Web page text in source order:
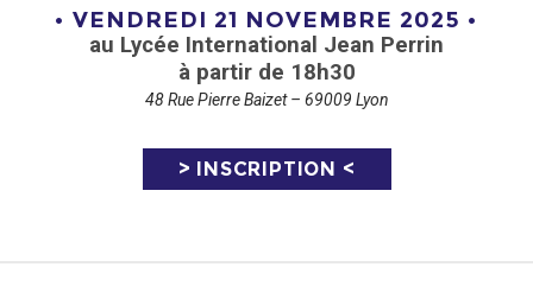
• VENDREDI 21 NOVEMBRE 2025 •
au Lycée International Jean Perrin
à partir de 18h30
48 Rue Pierre Baizet – 69009 Lyon
> INSCRIPTION <